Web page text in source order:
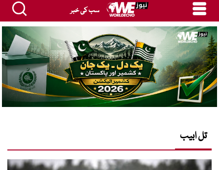
سب کی خبر
تل ابیب